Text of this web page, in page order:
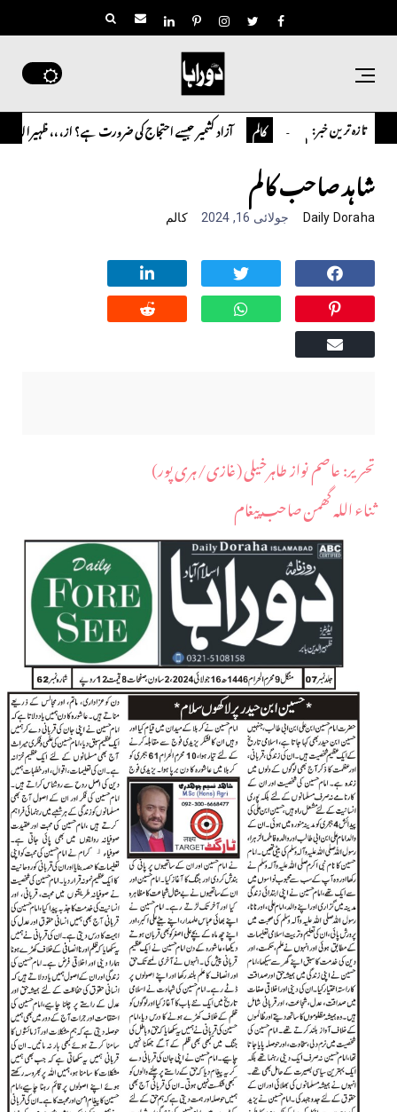
تازہ ترین خبر:
مارلین احمر نظم کالم آزاد کشمیر جیسے احتجاج کی ضرورت ہے؟ از،،، ظہیرالدین بابر
شاہد صاحب کالم
Daily Doraha جولائی 16, 2024 کالم
​تحریر: عاصم نواز طاہرخیلی (غازی/ہری پور)
ثناء اللہ گھمن صاحب پیغام